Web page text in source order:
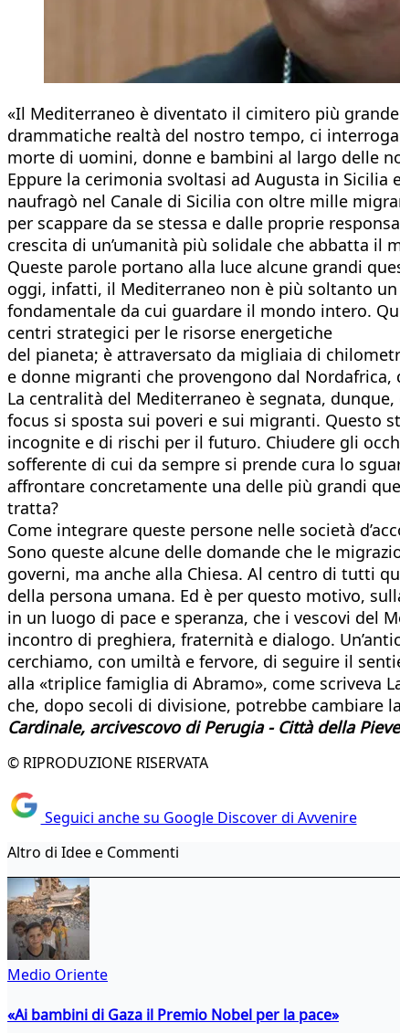
«Il Mediterraneo è diventato il cimitero più grande
drammatiche realtà del nostro tempo, ci
morte di uomini, donne e bambini al largo delle
Eppure la cerimonia svoltasi ad Augusta in Sicilia
naufragò nel Canale di Sicilia con oltre mille
per scappare da se stessa e dalle proprie
crescita di un’umanità più solidale che abbatta il
Queste parole portano alla luce alcune grandi
oggi, infatti, il Mediterraneo non è più soltanto
fondamentale da cui guardare il mondo intero.
centri strategici per le risorse energetiche
del pianeta; è attraversato da migliaia di
e donne migranti che provengono dal Nordafrica,
La centralità del Mediterraneo è segnata,
focus si sposta sui poveri e sui migranti. Questo
incognite e di rischi per il futuro. Chiudere gli
sofferente di cui da sempre si prende cura lo
affrontare concretamente una delle più grandi
tratta?
Come integrare queste persone nelle società
Sono queste alcune delle domande che le
governi, ma anche alla Chiesa. Al centro di tutti
della persona umana. Ed è per questo motivo,
in un luogo di pace e speranza, che i vescovi del
incontro di preghiera, fraternità e dialogo.
cerchiamo, con umiltà e fervore, di seguire il
alla «triplice famiglia di Abramo», come scriveva
che, dopo secoli di divisione, potrebbe cambiare
Cardinale, arcivescovo di Perugia - Città della
© RIPRODUZIONE RISERVATA
Seguici anche su Google Discover di Avvenire
Altro di Idee e Commenti
Medio Oriente
«Ai bambini di Gaza il Premio Nobel per la pace»